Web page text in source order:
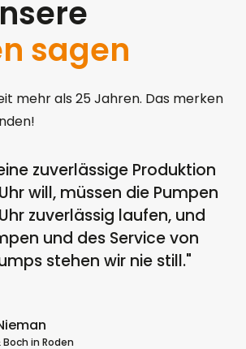
sagen
mehr als 25 Jahren. Das merken
zuverlässige Produktion
will, müssen die Pumpen
zuverlässig laufen, und
und des Service von
stehen wir nie still."
Boch in Roden